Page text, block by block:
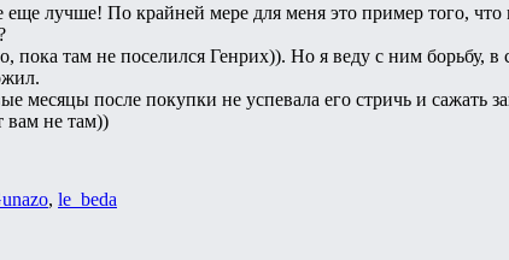
лучше! По крайней мере для меня это пример того,
пока там не поселился Генрих)). Но я веду с ним борьбу,
месяцы после покупки не успевала его стричь и сажать
вам не там))
, le_beda